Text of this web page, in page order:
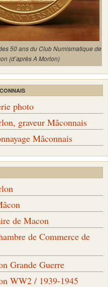
50 ans du Club Numismatique de
(d’après A Morlon)
photo
graveur Mâconnais
Mâconnais
de Macon
de Commerce de
Grande Guerre
WW2 / 1939-1945